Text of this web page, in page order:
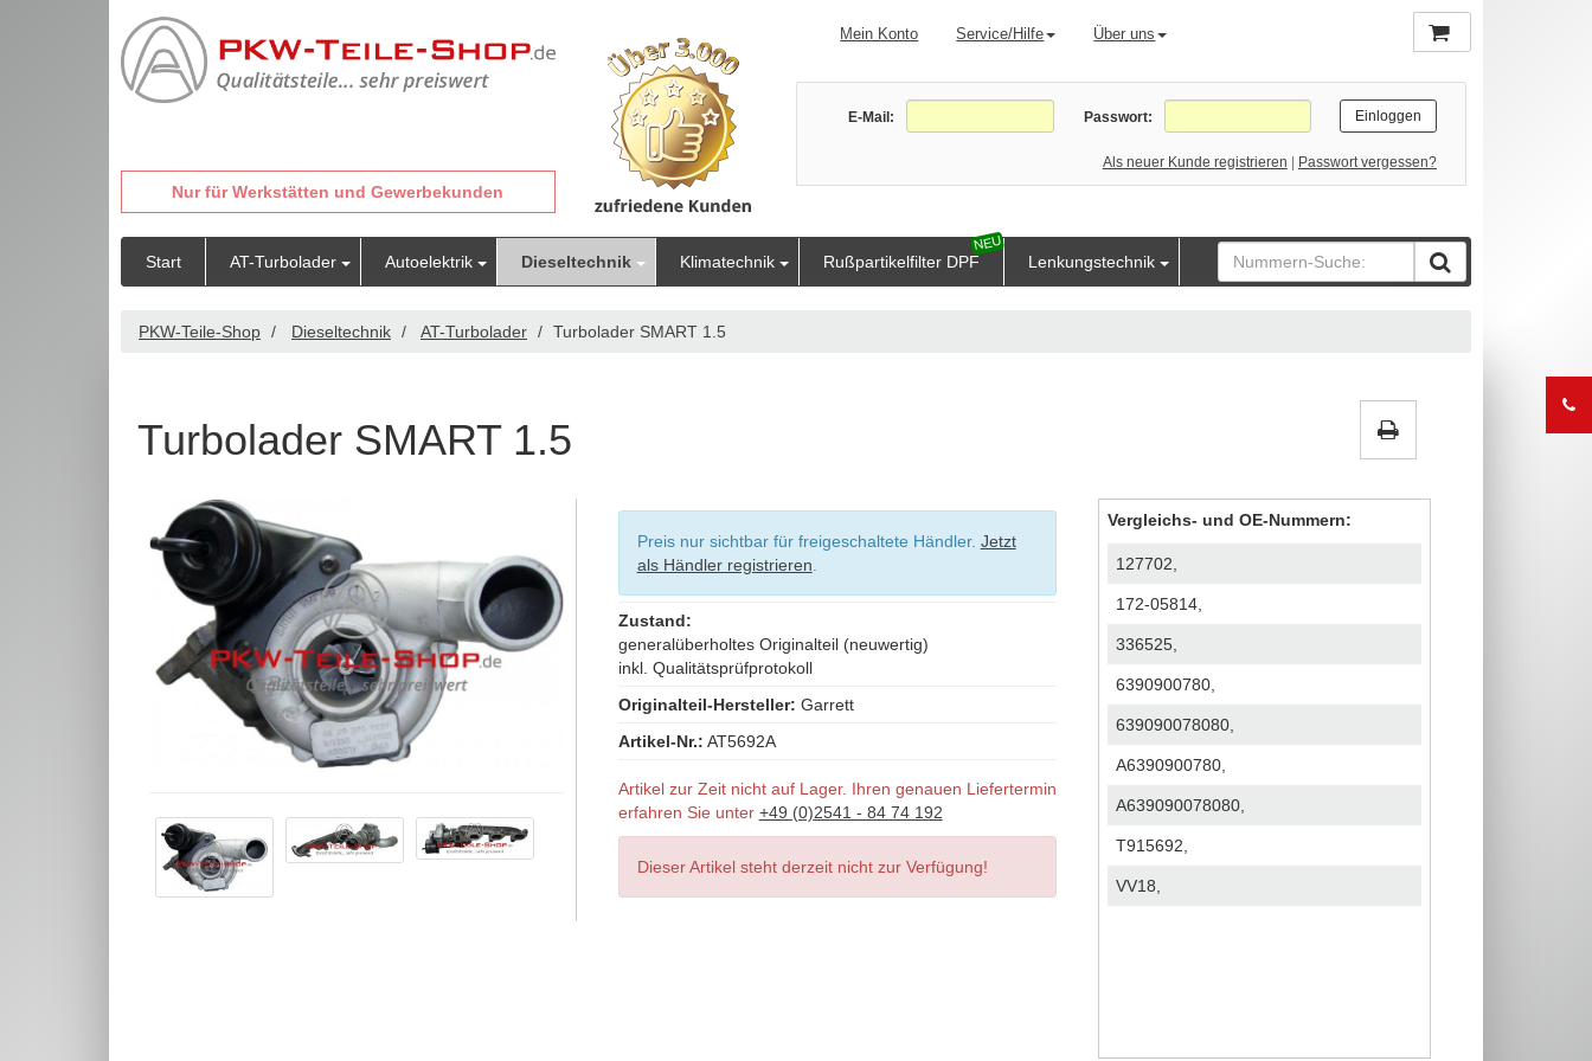
Nur für Werkstätten und Gewerbekunden
Mein Konto Service/Hilfe Über uns
E-Mail: Passwort:
Als neuer Kunde registrieren Passwort vergessen?
Start AT-Turbolader Autoelektrik Dieseltechnik Klimatechnik Rußpartikelfilter DPF Lenkungstechnik
PKW-Teile-Shop Dieseltechnik AT-Turbolader Turbolader SMART 1.5
Turbolader SMART 1.5
Preis nur sichtbar für freigeschaltete Händler. Jetzt
als Händler registrieren
Zustand:
generalüberholtes Originalteil (neuwertig)
inkl. Qualitätsprüfprotokoll
Originalteil-Hersteller: Garrett
Artikel-Nr.: AT5692A
Artikel zur Zeit nicht auf Lager. Ihren genauen Liefertermin
erfahren Sie unter +49 (0)2541 - 84 74 192
Dieser Artikel steht derzeit nicht zur Verfügung!
Vergleichs- und OE-Nummern:
127702,
172-05814,
336525,
6390900780,
639090078080,
A6390900780,
A639090078080,
T915692,
VV18,